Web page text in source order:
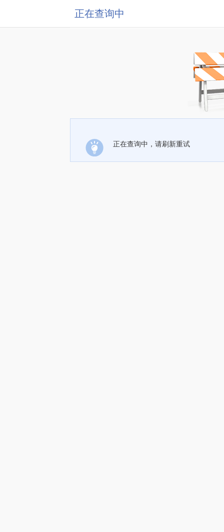
正在查询中
正在查询中，请刷新重试